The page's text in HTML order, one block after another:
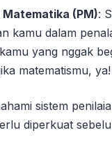
Matematika (PM):
kamu dalam
yang nggak
matematismu, ya!
sistem
diperkuat